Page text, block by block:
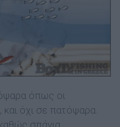
όπως οι
και όχι σε πατόψαρα.
σπάνια